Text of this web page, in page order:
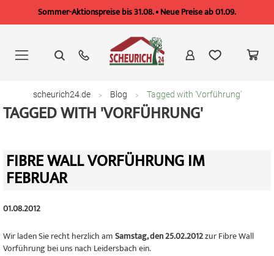
Sommer-Aktionspreise bis 31.08. • Neue Preise ab 01.09.
springen
scheurich24.de Blog Tagged with 'Vorführung'
TAGGED WITH 'VORFÜHRUNG'
FIBRE WALL VORFÜHRUNG IM
FEBRUAR
01.08.2012
Wir laden Sie recht herzlich amSamstag, den 25.02.2012zur Fibre Wall
Vorführung bei uns nach Leidersbach ein.